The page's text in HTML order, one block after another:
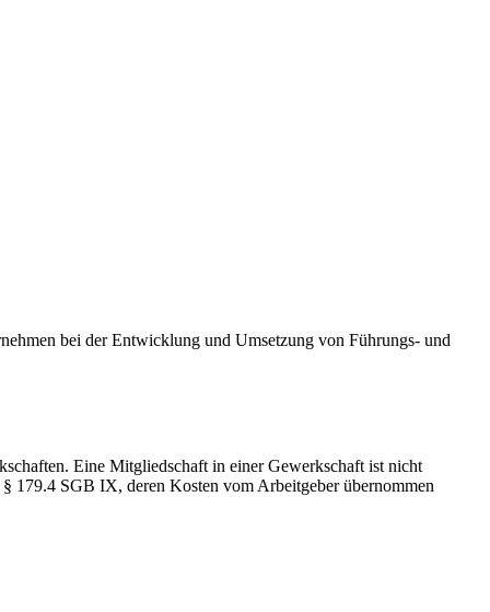
bei der Entwicklung und Umsetzung von Führungs- und
Eine Mitgliedschaft in einer Gewerkschaft ist nicht
SGB IX, deren Kosten vom Arbeitgeber übernommen